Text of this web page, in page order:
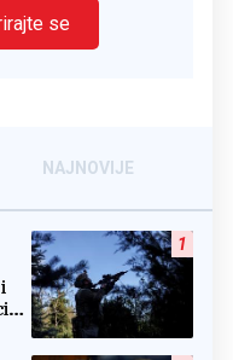
se
NAJNOVIJE
1